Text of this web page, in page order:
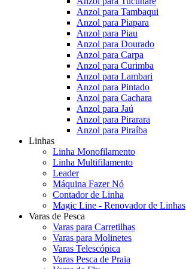
Anzol para Tambaqui
Anzol para Piapara
Anzol para Piau
Anzol para Dourado
Anzol para Carpa
Anzol para Curimba
Anzol para Lambari
Anzol para Pintado
Anzol para Cachara
Anzol para Jaú
Anzol para Pirarara
Anzol para Piraíba
Linhas
Linha Monofilamento
Linha Multifilamento
Leader
Máquina Fazer Nó
Contador de Linha
Magic Line - Renovador de Linhas
Varas de Pesca
Varas para Carretilhas
Varas para Molinetes
Varas Telescópica
Varas Pesca de Praia